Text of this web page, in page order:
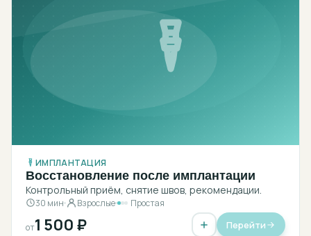
ИМПЛАНТАЦИЯ
Восстановление после имплантации
Контрольный приём, снятие швов, рекомендации.
30 мин Взрослые Простая
от1 500 ₽ Перейти